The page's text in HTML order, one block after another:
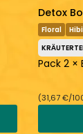
Detox
Floral
Pack 2 ×
(31,67 €/